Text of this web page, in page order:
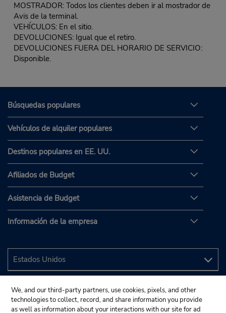
MOSTRADOR: Todos los clientes deben ir al mostrador de
Avis de la terminal.
VEHÍCULOS: En el sitio.
DEVOLUCIONES: Igual que el retiro.
DEVOLUCIONES FUERA DEL HORARIO DE SERVICIO:
Disponible.
Búsquedas populares
Vehículos de alquiler populares
Destinos populares en EE. UU.
Afiliados de Budget
Asistencia de Budget
Información de la empresa
We, and our third-party partners, use cookies, pixels, and other
technologies to collect, record, and share information you provide
as well as information about your interactions with our site for ad